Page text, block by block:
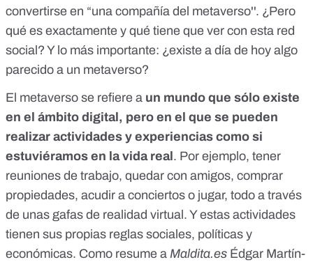
convertirse en “una compañía del metaverso''. ¿Pero
qué es exactamente y qué tiene que ver con esta red
social? Y lo más importante: ¿existe a día de hoy algo
parecido a un metaverso?
El metaverso se refiere a un mundo que sólo existe
en el ámbito digital, pero en el que se pueden
realizar actividades y experiencias como si
estuviéramos en la vida real . Por ejemplo, tener
reuniones de trabajo, quedar con amigos, comprar
propiedades, acudir a conciertos o jugar, todo a través
de unas gafas de realidad virtual. Y estas actividades
tienen sus propias reglas sociales, políticas y
económicas. Como resume a Maldita.es Édgar Martín-